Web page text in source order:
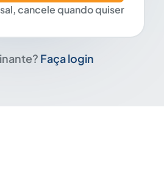
cancele quando quiser
Faça login